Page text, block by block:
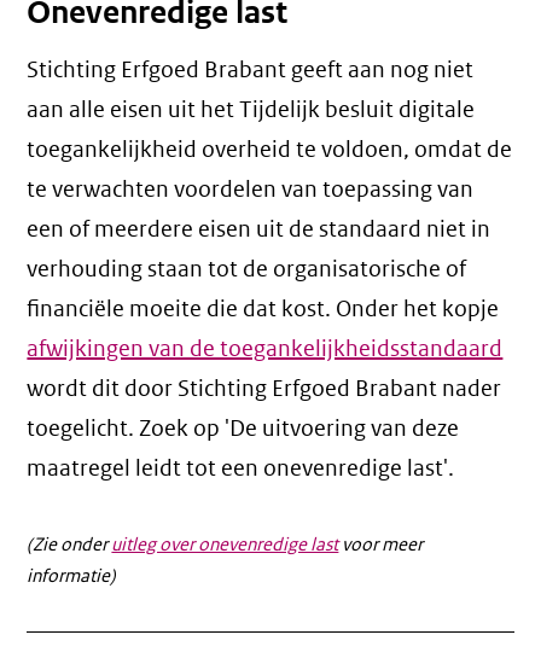
Onevenredige last
Stichting Erfgoed Brabant geeft aan nog niet
aan alle eisen uit het Tijdelijk besluit digitale
toegankelijkheid overheid te voldoen, omdat de
te verwachten voordelen van toepassing van
een of meerdere eisen uit de standaard niet in
verhouding staan tot de organisatorische of
financiële moeite die dat kost. Onder het kopje
afwijkingen van de toegankelijkheidsstandaard
wordt dit door Stichting Erfgoed Brabant nader
toegelicht. Zoek op 'De uitvoering van deze
maatregel leidt tot een onevenredige last'.
(Zie onderuitleg over onevenredige lastvoor meer
informatie)